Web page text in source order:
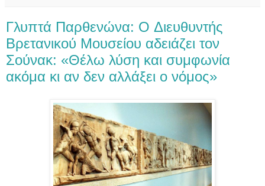
Γλυπτά Παρθενώνα: O Διευθυντής
Βρετανικού Μουσείου αδειάζει τον
Σούνακ: «Θέλω λύση και συμφωνία
ακόμα κι αν δεν αλλάξει ο νόμος»